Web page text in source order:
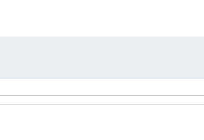
удовольствие от своих высказываний , они